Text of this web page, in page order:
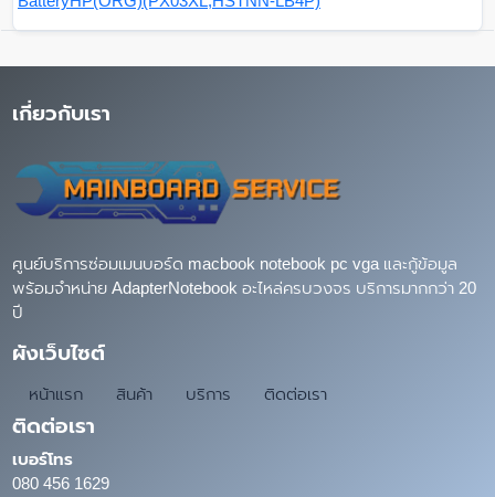
เกี่ยวกับเรา
ศูนย์บริการซ่อมเมนบอร์ด macbook notebook pc vga และกู้ข้อมูล
พร้อมจำหน่าย AdapterNotebook อะไหล่ครบวงจร บริการมากกว่า 20
ปี
ผังเว็บไซต์
หน้าแรก สินค้า บริการ ติดต่อเรา
ติดต่อเรา
เบอร์โทร
080 456 1629